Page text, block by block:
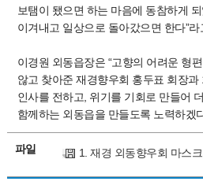
보탬이 됐으면 하는 마음에 동참하게
이겨내고 일상으로 돌아갔으면 한다”라
이경원 외동읍장은 “고향의 어려운 형
않고 찾아준 재경향우회 홍두표 회장
인사를 전하고, 위기를 기회로 만들어
함께하는 외동읍을 만들도록 노력하겠
파일 1. 재경 외동향우회 마스